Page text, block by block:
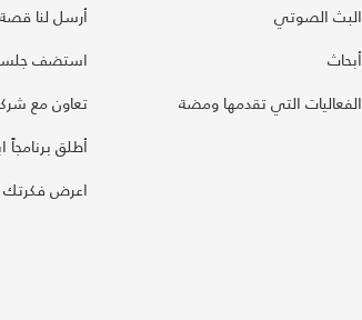
البث الصوتي
أبحاث
الفعاليات التي تقدمها ومضة
أرسل لنا قصة
استضف
تعاون مع
أطلق برنامجاً
اعرض